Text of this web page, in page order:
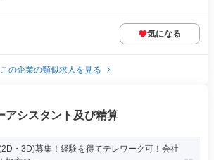
気になる
この企業の類似求人を見る
アシスタント及び精算
・3D)募集！経験を得てテレワーク可！会社